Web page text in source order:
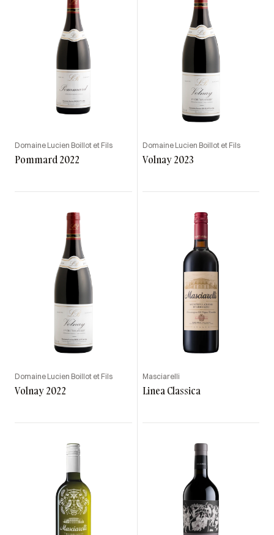
Domaine Lucien Boillot et Fils
Pommard 2022
Domaine Lucien Boillot et Fils
Volnay 2023
Domaine Lucien Boillot et Fils
Volnay 2022
Masciarelli
Linea Classica